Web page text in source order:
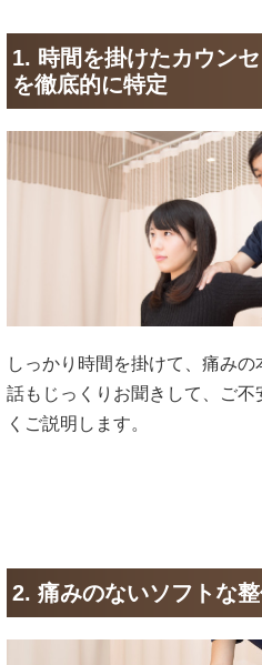
1. 時間を掛けたカウン
を徹底的に特定
しっかり時間を掛けて、痛み
話もじっくりお聞きして、ご
くご説明します。
2. 痛みのないソフトな